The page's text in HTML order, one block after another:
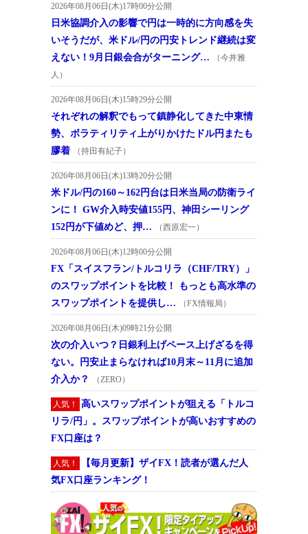
2026年08月06日(木)17時00分公開
日米協調介入の影響で円は一時的に方向感を失
いそうだが、米ドル/円の円安トレンド継続は変
えない！9月日銀会合がターニング…
（今井雅
人）
2026年08月06日(木)15時29分公開
それぞれの解釈でもって鎮静化してきた中東情
勢、ボラティリティ上がりかけたドル円またも
膠着
（持田有紀子）
2026年08月06日(木)13時20分公開
米ドル/円の160～162円台は日米当局の防衛ライ
ンに！ GW介入時安値155円、神田シーリング
152円が下値めど、押…
（西原宏一）
2026年08月06日(木)12時00分公開
FX「スイスフラン/トルコリラ（CHF/TRY）」
のスワップポイントを比較！ もっとも高水準の
スワップポイントを提供し…
（FX情報局）
2026年08月06日(木)09時21分公開
次の介入いつ？日銀利上げペース上げざるを得
ない。円安止まらなければ10月末～11月に追加
介入か？
（ZERO）
人気！
高いスワップポイントが狙える「トルコ
リラ/円」。スワップポイントが高いおすすめの
FX口座は？
人気！
【毎月更新】ザイFX！読者が選んだ人
気FX口座ランキング！